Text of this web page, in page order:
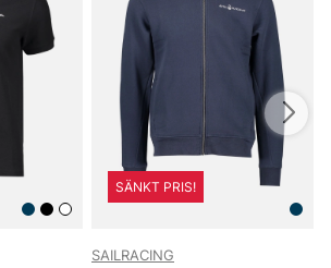
SÄNKT PRIS!
SAILRACING